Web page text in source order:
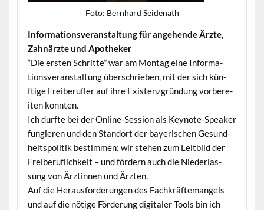
Foto: Bern­hard Seidenath
Infor­ma­tionsver­anstal­tung für ange­hende Ärzte,
Zah­närzte und Apotheker
“Die ersten Schritte” war am Mon­tag eine Infor­ma­
tionsver­anstal­tung über­schrieben, mit der sich kün­
ftige Freiberu­fler auf ihre Exis­ten­z­grün­dung vor­bere­
it­en konnten.
Ich durfte bei der Online-Ses­sion als Keynote-Speak­er
fungieren und den Stan­dort der bay­erischen Gesund­
heit­spoli­tik bes­tim­men: wir ste­hen zum Leit­bild der
Freiberu­flichkeit – und fördern auch die Nieder­las­
sung von Ärztin­nen und Ärzten.
Auf die Her­aus­forderun­gen des Fachkräfte­man­gels
und auf die nötige Förderung dig­i­taler Tools bin ich